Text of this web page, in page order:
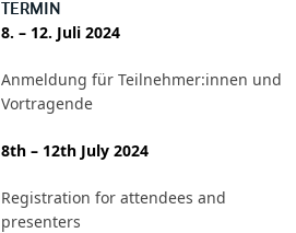
TERMIN
8. – 12. Juli 2024
Anmeldung für Teilnehmer:innen und
Vortragende
8th – 12th July 2024
Registration for attendees and
presenters